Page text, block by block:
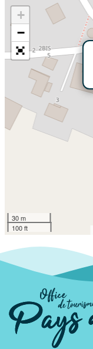
+
−
30 m
100 ft